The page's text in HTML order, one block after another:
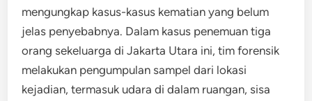
mengungkap kasus-kasus kematian yang belum
jelas penyebabnya. Dalam kasus penemuan tiga
orang sekeluarga di Jakarta Utara ini, tim forensik
melakukan pengumpulan sampel dari lokasi
kejadian, termasuk udara di dalam ruangan, sisa